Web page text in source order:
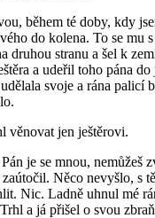
během té doby, kdy
do kolena. To se mu
druhou stranu a šel k
a udeřil toho pána
svoje a rána palicí
věnovat jen ještěrovi.
je se mnou, nemůžeš
Něco nevyšlo, s
Nic. Ladně uhnul mé
a já přišel o svou